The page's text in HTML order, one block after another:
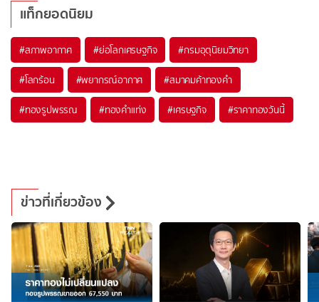
แท็กยอดนิยม
#สภาพอากาศ #ย่อโลกเศรษฐกิจ #กรมอุตุนิยมวิทยา
#โลกร้อน #พยากรณ์อากาศ #สมาคมค้าทองคำ
#ทองรูปพรรณ #ทองคำแท่ง #เศรษฐกิจ #ราคาทองวันนี้
ข่าวที่เกี่ยวข้อง